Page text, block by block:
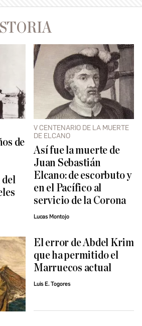
de
del
V CENTENARIO DE LA MUERTE
DE ELCANO
Así fue la muerte de
Juan Sebastián
Elcano: de escorbuto y
en el Pacífico al
servicio de la Corona
Lucas Montojo
El error de Abdel Krim
que ha permitido el
Marruecos actual
Luis E. Togores